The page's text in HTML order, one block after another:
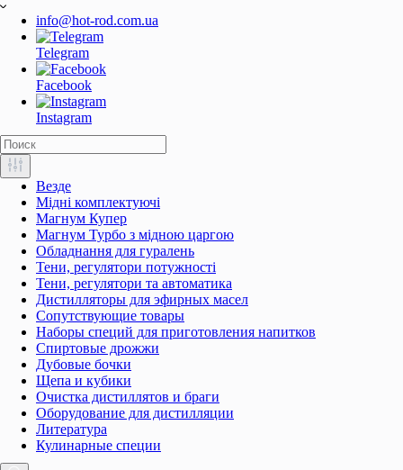
info@hot-rod.com.ua
Telegram
Facebook
Instagram
Везде
Мідні комплектуючі
Магнум Купер
Магнум Турбо з мідною царгою
Обладнання для гуралень
Тени, регулятори потужності
Тени, регулятори та автоматика
Дистилляторы для эфирных масел
Сопутствующие товары
Наборы специй для приготовления напитков
Спиртовые дрожжи
Дубовые бочки
Щепа и кубики
Очистка дистиллятов и браги
Оборудование для дистилляции
Литература
Кулинарные специи